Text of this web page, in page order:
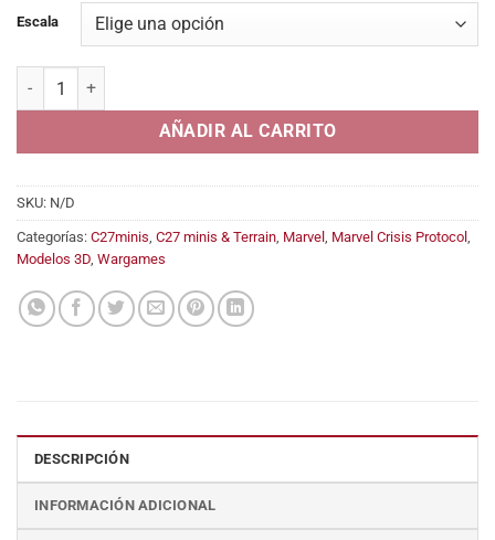
precios:
desde
13,45€
Escala
Self-friend (Warlock) cantidad
AÑADIR AL CARRITO
SKU: N/D
Categorías: C27minis, C27 minis & Terrain, Marvel , Marvel Crisis Protocol ,
Modelos 3D, Wargames
DESCRIPCIÓN
INFORMACIÓN ADICIONAL